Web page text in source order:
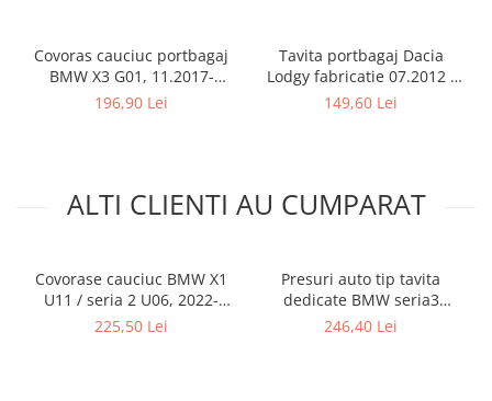
Covoras cauciuc portbagaj
BMW X3 G01, 11.2017-
prezent, Rigum RKK Cehia
196,90 Lei
Tavita portbagaj Dacia
Lodgy fabricatie 07.2012 -
prezent (7 locuri)
149,60 Lei
ALTI CLIENTI AU CUMPARAT
Covorase cauciuc BMW X1
U11 / seria 2 U06, 2022-
prezent, fixare cu scai la
225,50 Lei
Presuri auto tip tavita
dedicate BMW seria3
E90/E91/E92 2005-2012
246,40 Lei